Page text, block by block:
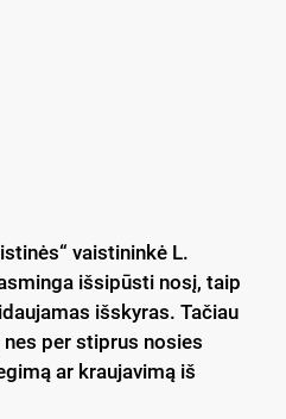
vaistininkė L.
išsipūsti nosį, taip
išskyras. Tačiau
per stiprus nosies
ar kraujavimą iš